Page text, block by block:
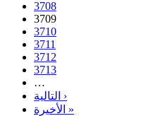
3708
3709
3710
3711
3712
3713
…
التالية ›
الأخيرة »